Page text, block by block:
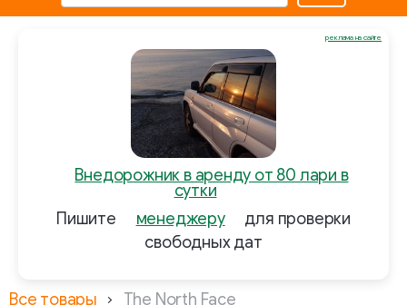
Внедорожник в аренду от 80 лари в
сутки
Пишите
менеджеру
для проверки
свободных дат
реклама на сайте
Все товары The North Face